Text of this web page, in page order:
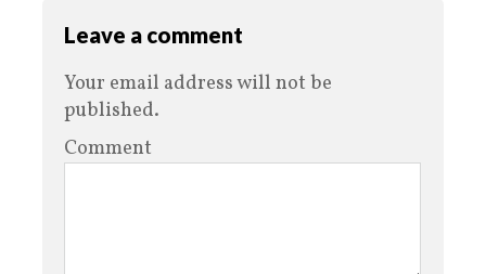
Leave a comment
Your email address will not be
published.
Comment